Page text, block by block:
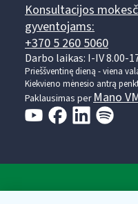
Konsultacijos
gyventojams:
+370 5 260 5060
Darbo laikas: I-IV 8.00-
Prieššventinę dieną - viena
Kiekvieno mėnesio antrą
Paklausimas per Mano